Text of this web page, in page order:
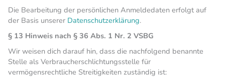
Die Bearbeitung der persönlichen Anmeldedaten erfolgt auf
der Basis unserer Datenschutzerklärung.
§ 13 Hinweis nach § 36 Abs. 1 Nr. 2 VSBG
Wir weisen dich darauf hin, dass die nachfolgend benannte
Stelle als Verbraucherschlichtungsstelle für
vermögensrechtliche Streitigkeiten zuständig ist: